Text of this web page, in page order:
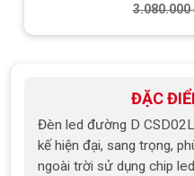
3.080.000
ĐẶC
Đèn led đường D
kế hiện đại, sang trọng,
ngoài trời sử dụng chip